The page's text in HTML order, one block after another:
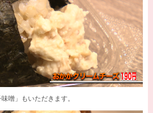
噌」もいただきます。